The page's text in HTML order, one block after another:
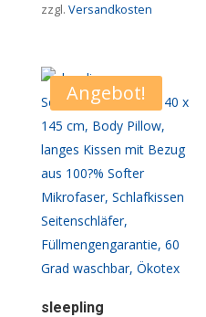
zzgl. Versandkosten
Angebot!
sleepling